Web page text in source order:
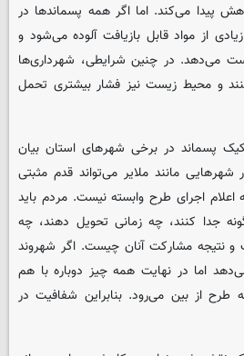
پیدا می‌کند. اما اگر همه پسماندها در
از مواد قابل بازیافت آلوده می‌شود و
می‌دهد. در چنین شرایطی، شهرداری‌ها
و محیط زیست نیز فشار بیشتری تحمل
پسماند در برخی شهرهای استان بیان
مانند ملایر می‌تواند قدم مثبتی
اجرای طرح وابسته نیست. مردم باید
جدا کنند، چه زمانی تحویل دهند، چه
نتیجه مشارکت آنان چیست. اگر شهروند
اما در نهایت همه چیز دوباره با هم
از بین می‌رود. بنابراین شفافیت در